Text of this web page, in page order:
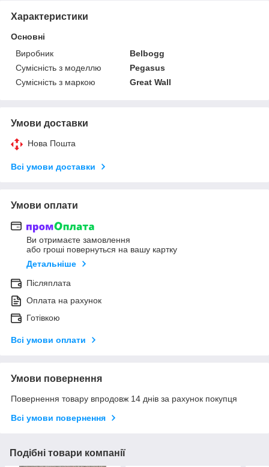
Характеристики
Основні
Виробник
Belbogg
Сумісність з моделлю
Pegasus
Сумісність з маркою
Great Wall
Умови доставки
Нова Пошта
Всі умови доставки
Умови оплати
Ви отримаєте замовлення
або гроші повернуться на вашу картку
Детальніше
Післяплата
Оплата на рахунок
Готівкою
Всі умови оплати
Умови повернення
Повернення товару впродовж 14 днів за рахунок покупця
Всі умови повернення
Подібні товари компанії